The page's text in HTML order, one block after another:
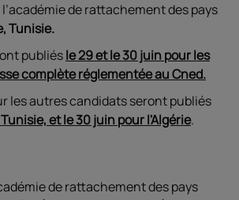
de rattachement des pays
Tunisie.
publiésle 29 et le 30 juin pour les
complète réglementée au Cned.
les autres candidats seront publiés
et le 30 juin pour l'Algérie.
de rattachement des pays